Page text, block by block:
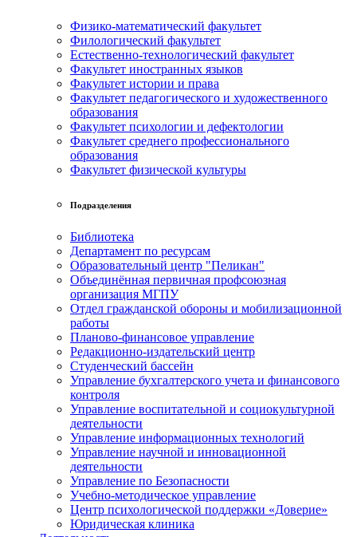
Физико-математический факультет
Филологический факультет
Естественно-технологический факультет
Факультет иностранных языков
Факультет истории и права
Факультет педагогического и художественного
образования
Факультет психологии и дефектологии
Факультет среднего профессионального
образования
Факультет физической культуры
Подразделения
Библиотека
Департамент по ресурсам
Образовательный центр "Пеликан"
Объединённая первичная профсоюзная
организация МГПУ
Отдел гражданской обороны и мобилизационной
работы
Планово-финансовое управление
Редакционно-издательский центр
Студенческий бассейн
Управление бухгалтерского учета и финансового
контроля
Управление воспитательной и социокультурной
деятельности
Управление информационных технологий
Управление научной и инновационной
деятельности
Управление по Безопасности
Учебно-методическое управление
Центр психологической поддержки «Доверие»
Юридическая клиника